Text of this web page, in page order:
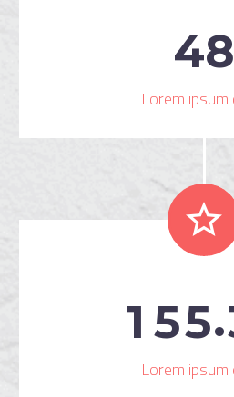
48
Lorem


1 55.
Lorem